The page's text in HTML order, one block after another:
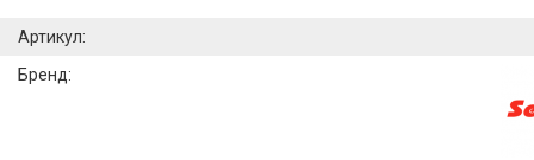
Артикул:
Бренд: